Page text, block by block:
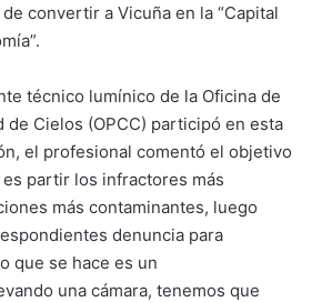
convertir a Vicuña en la “Capital
técnico lumínico de la Oficina de
de Cielos (OPCC) participó en esta
el profesional comentó el objetivo
es partir los infractores más
más contaminantes, luego
denuncia para
que se hace es un
una cámara, tenemos que